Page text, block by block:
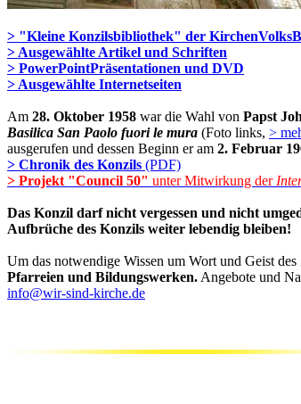
> "Kleine Konzilsbibliothek" der
> Ausgewählte Artikel und Schriften
> PowerPointPräsentationen und DVD
> Ausgewählte Internetseiten
Am 28. Oktober 1958 war die Wahl von Papst
Basilica San Paolo fuori le mura (Foto links, >
ausgerufen und dessen Beginn er am 2. Februar
> Chronik des Konzils (PDF)
> Projekt "Council 50" unter Mitwirkung der
Das Konzil darf nicht vergessen und nicht
Aufbrüche des Konzils weiter lebendig bleiben!
Um das notwendige Wissen um Wort und Geist
Pfarreien und Bildungswerken. Angebote und
info@wir-sind-kirche.de